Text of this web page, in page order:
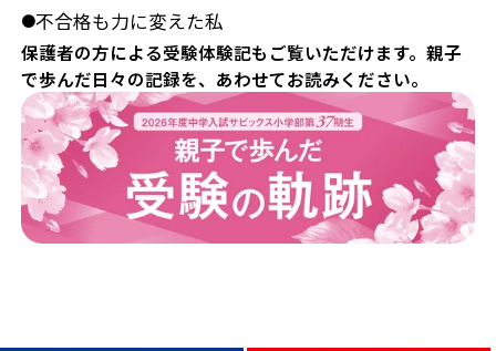
●不合格も力に変えた私
保護者の方による受験体験記もご覧いただけます。親子
で歩んだ日々の記録を、あわせてお読みください。